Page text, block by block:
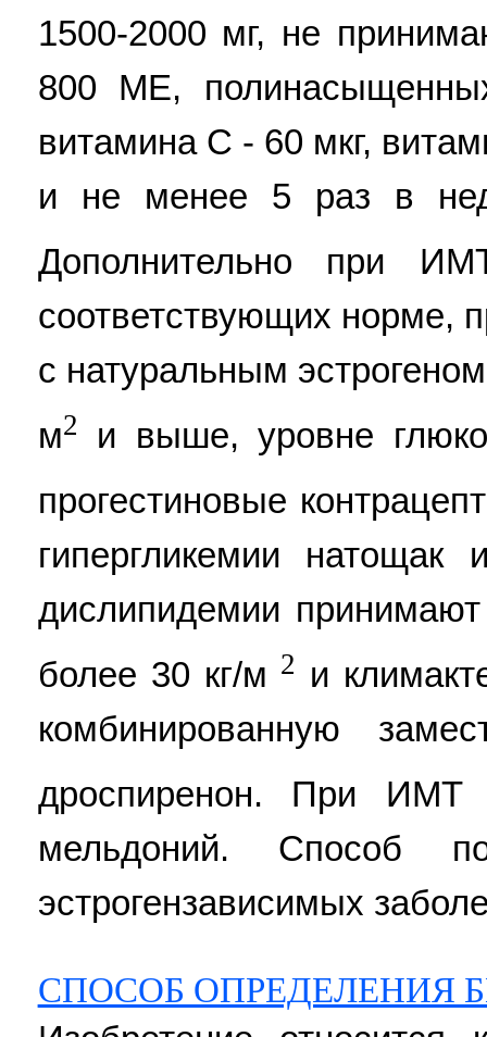
1500-2000 мг, не
800 ME,
витамина С - 60 мкг,
и не менее 5 раз в
Дополнительно при
соответствующих норме,
с натуральным
м2
и выше, уровне
прогестиновые
гипергликемии
дислипидемии
более 30 кг/м 2 и
комбинированную
дроспиренон. При ИМТ
мельдоний. Способ
эстрогензависимых
СПОСОБ ОПРЕДЕЛЕНИЯ